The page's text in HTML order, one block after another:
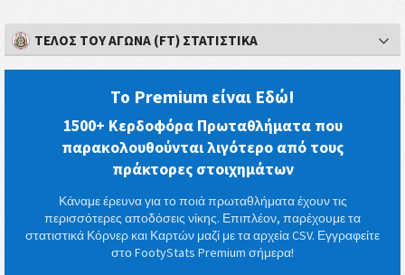
ΤΈΛΟΣ ΤΟΥ ΑΓΏΝΑ (FT) ΣΤΑΤΙΣΤΙΚΆ
Το Premium είναι Εδώ!
1500+ Κερδοφόρα Πρωταθλήματα που
παρακολουθούνται λιγότερο από τους
πράκτορες στοιχημάτων
Κάναμε έρευνα για το ποιά πρωταθλήματα έχουν τις
περισσότερες αποδόσεις νίκης. Επιπλέον, παρέχουμε τα
στατιστικά Κόρνερ και Καρτών μαζί με τα αρχεία CSV. Εγγραφείτε
στο FootyStats Premium σήμερα!